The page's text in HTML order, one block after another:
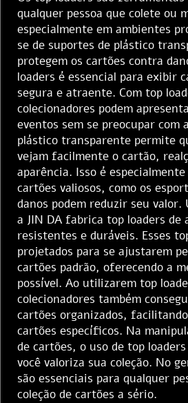
qualquer pessoa que colete ou
especialmente em ambientes
se de suportes de plástico
protegem os cartões contra
loaders é essencial para exibir
segura e atraente. Com top
colecionadores podem
eventos sem se preocupar com
plástico transparente permite
vejam facilmente o cartão,
aparência. Isso é
cartões valiosos, como os
danos podem reduzir seu valor.
a JIN DA fabrica top loaders de
resistentes e duráveis. Esses
projetados para se ajustarem
cartões padrão, oferecendo a
possível. Ao utilizarem top
colecionadores também
cartões organizados,
cartões específicos. Na
de cartões, o uso de top
você valoriza sua coleção. No
são essenciais para qualquer
coleção de cartões a sério.